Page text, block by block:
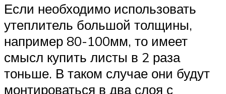
Если необходимо использовать
утеплитель большой толщины,
например 80-100мм, то имеет
смысл купить листы в 2 раза
тоньше. В таком случае они будут
монтироваться в два слоя с